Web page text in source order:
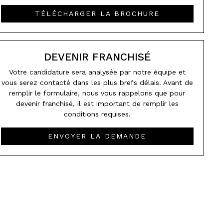
TÉLÉCHARGER LA BROCHURE
DEVENIR FRANCHISÉ
Votre candidature sera analysée par notre équipe et
vous serez contacté dans les plus brefs délais. Avant de
remplir le formulaire, nous vous rappelons que pour
devenir franchisé, il est important de remplir les
conditions requises.
ENVOYER LA DEMANDE